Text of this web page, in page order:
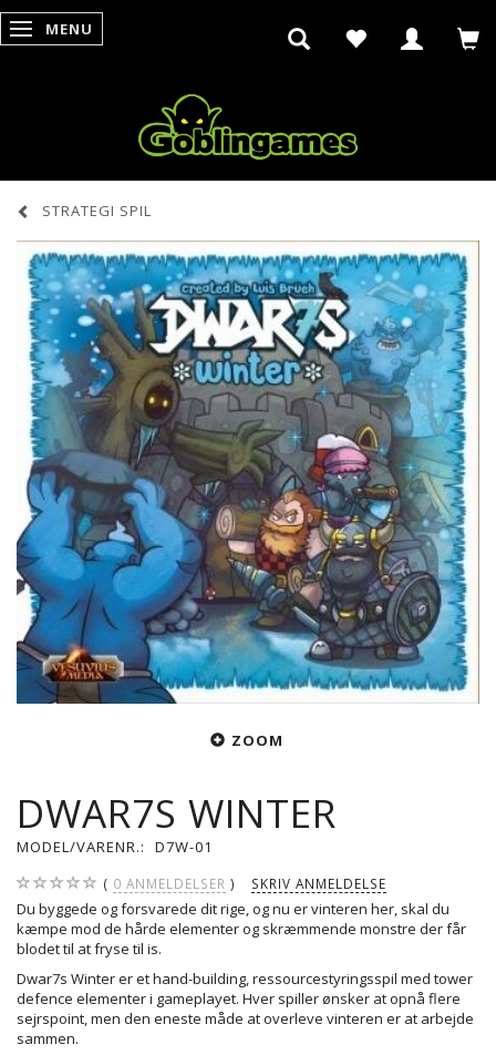
SKIFTE NAVIGATION
MENU
STRATEGI SPIL
ZOOM
DWAR7S WINTER
MODEL/VARENR.: D7W-01
0 ANMELDELSER SKRIV ANMELDELSE
Du byggede og forsvarede dit rige, og nu er vinteren her, skal du
kæmpe mod de hårde elementer og skræmmende monstre der får
blodet til at fryse til is.
Dwar7s Winter er et hand-building, ressourcestyringsspil med tower
defence elementer i gameplayet. Hver spiller ønsker at opnå flere
sejrspoint, men den eneste måde at overleve vinteren er at arbejde
sammen.